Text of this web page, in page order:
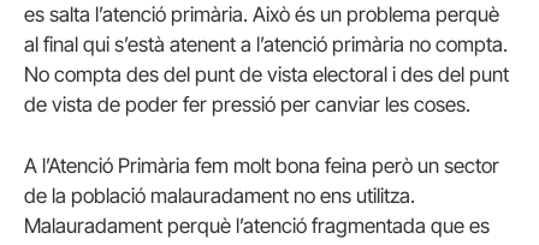
es salta l’atenció primària. Això és un problema perquè
al final qui s’està atenent a l’atenció primària no compta.
No compta des del punt de vista electoral i des del punt
de vista de poder fer pressió per canviar les coses.
A l’Atenció Primària fem molt bona feina però un sector
de la població malauradament no ens utilitza.
Malauradament perquè l’atenció fragmentada que es